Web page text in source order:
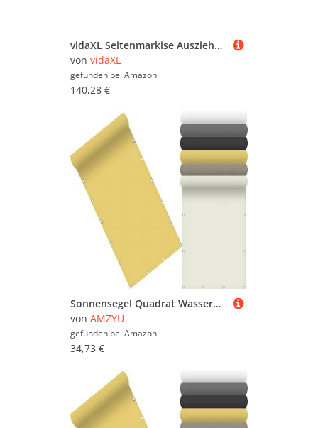
vidaXL Seitenmarkise Ausziehbar Sonnenschutz Sichtschutz Windschutz Seitenwandmarkise Seitenrollo Markise Balkon Garten Terrasse Anthrazit 117x1200cm
von vidaXL
gefunden bei Amazon
140,28 €
Sonnensegel Quadrat Wasserdicht 125 x 340 cm Seitenmarkise Schattierungsnetz Uv-Schutz Wetterfest Rechteck inkl Befestigungsseile für Camping Patio Schwimmbad, Creme Farben
von AMZYU
gefunden bei Amazon
34,73 €